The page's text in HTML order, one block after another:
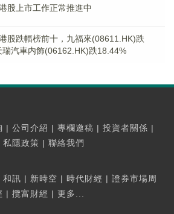
股上市工作正常推進中
港股跌幅榜前十，九福來(08611.HK)跌
瑞汽車内飾(06162.HK)跌18.44%
| 公司介紹 | 專欄邀稿 | 投資者關係 |
私隱政策 | 聯絡我們
和訊 | 新時空 | 時代財經 | 證券市場周
| 攬富財經 | 更多...